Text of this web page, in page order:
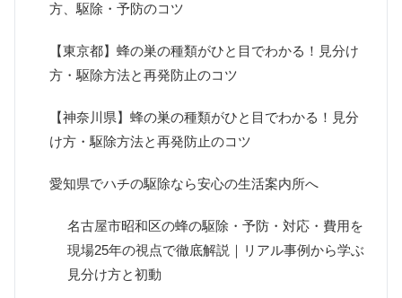
方、駆除・予防のコツ
【東京都】蜂の巣の種類がひと目でわかる！見分け
方・駆除方法と再発防止のコツ
【神奈川県】蜂の巣の種類がひと目でわかる！見分
け方・駆除方法と再発防止のコツ
愛知県でハチの駆除なら安心の生活案内所へ
名古屋市昭和区の蜂の駆除・予防・対応・費用を
現場25年の視点で徹底解説｜リアル事例から学ぶ
見分け方と初動